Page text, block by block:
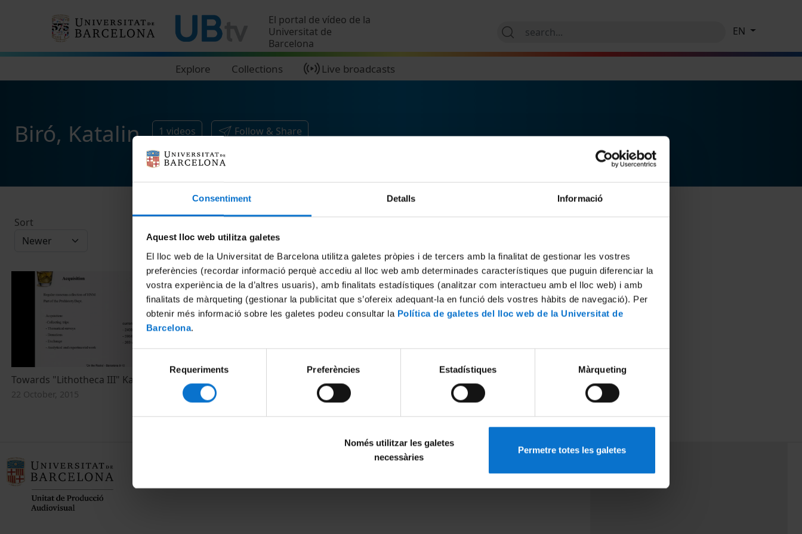
Consentiment Detalls Informació
Aquest lloc web utilitza galetes
El lloc web de la Universitat de Barcelona utilitza galetes pròpies i de tercers amb la finalitat de gestionar les vostres
preferències (recordar informació perquè accediu al lloc web amb determinades característiques que puguin diferenciar la
vostra experiència de la d’altres usuaris), amb finalitats estadístiques (analitzar com interactueu amb el lloc web) i amb
finalitats de màrqueting (gestionar la publicitat que s’ofereix adequant-la en funció dels vostres hàbits de navegació). Per
obtenir més informació sobre les galetes podeu consultar la Política de galetes del lloc web de la Universitat de
Barcelona.
consentiment
Requeriments Preferències Estadístiques Màrqueting
Només utilitzar les galetes
necessàries
Permetre totes les galetes
El portal de vídeo de la
Universitat de
Barcelona
Explore Collections Live broadcasts
EN
Biró, Katalin 1 videos Follow & Share
Sort
Towards "Lithotheca III" Katalin Biró
22 October, 2015
MENÚ PEU 1
Legal notice
PEU 3